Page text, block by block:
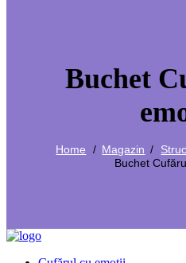
Buchet
Home Magazin
Buchet